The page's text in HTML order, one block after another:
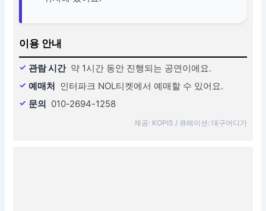
이용 안내
관람 시간 약 1시간 동안 진행되는 공연이에요.
예매처 인터파크 NOL티켓에서 예매할 수 있어요.
문의 010-2694-1258
제공: KOPIS / 큐레이션: 대구어디가